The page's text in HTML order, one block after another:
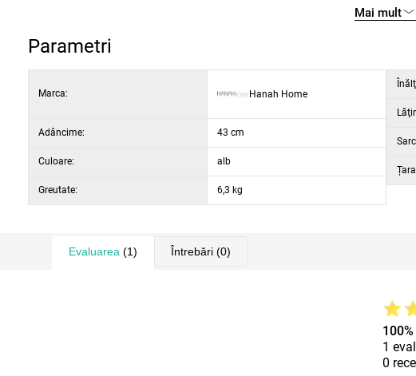
Lățime: 30 cm
Înălțime: 61 cm
Mai mult
Parametri
Marca: Hanah Home
Adâncime: 43 cm
Culoare: alb
Greutate: 6,3 kg
Evaluarea (1) Întrebări (0)
1
0